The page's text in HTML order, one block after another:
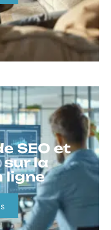
SEO et
la
ligne